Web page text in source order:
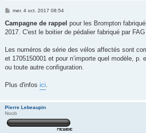
M
s
a
mer. 4 oct. 2017 08:54
Campagne de rappel pour les Brompton
2017. C'est le boitier de pédalier fabriqué par
Les numéros de série des vélos affectés sont
et 1705150001 et pour n’importe quel modèle, p.
ou toute autre configuration.
Plus d'infos ici
Pierre Lebeaupin
Noob